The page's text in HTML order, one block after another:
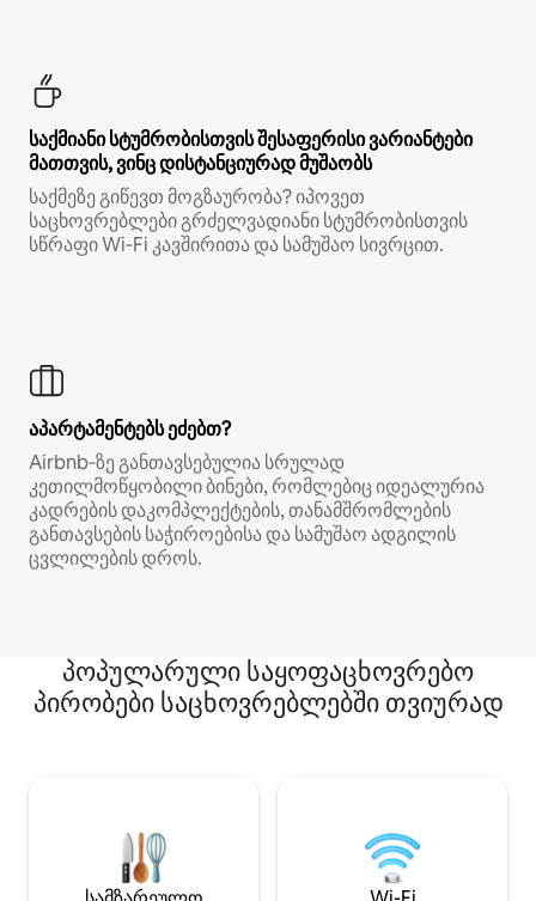
საქმიანი სტუმრობისთვის შესაფერისი ვარიანტები
მათთვის, ვინც დისტანციურად მუშაობს
საქმეზე გიწევთ მოგზაურობა? იპოვეთ
საცხოვრებლები გრძელვადიანი სტუმრობისთვის
სწრაფი Wi‑Fi კავშირითა და სამუშაო სივრცით.
აპარტამენტებს ეძებთ?
Airbnb‑ზე განთავსებულია სრულად
კეთილმოწყობილი ბინები, რომლებიც იდეალურია
კადრების დაკომპლექტების, თანამშრომლების
განთავსების საჭიროებისა და სამუშაო ადგილის
ცვლილების დროს.
პოპულარული საყოფაცხოვრებო
პირობები საცხოვრებლებში თვიურად